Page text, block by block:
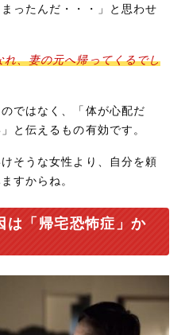
ったんだ・・・」と思わせ
、妻の元へ帰ってくるでし
ではなく、「体が心配だ
と伝えるもの有効です。
そうな女性より、自分を頼
すからね。
は「帰宅恐怖症」か